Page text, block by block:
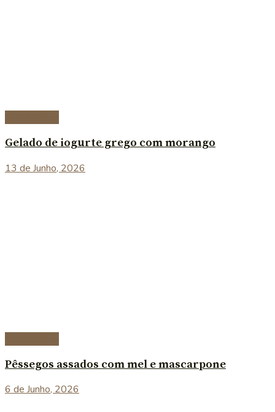
Gelado de iogurte grego com morango
13 de Junho, 2026
Pêssegos assados com mel e mascarpone
6 de Junho, 2026